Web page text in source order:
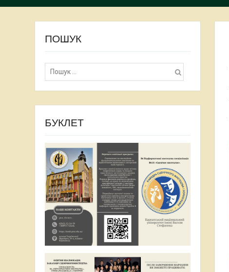
ПОШУК
Пошук:
БУКЛЕТ